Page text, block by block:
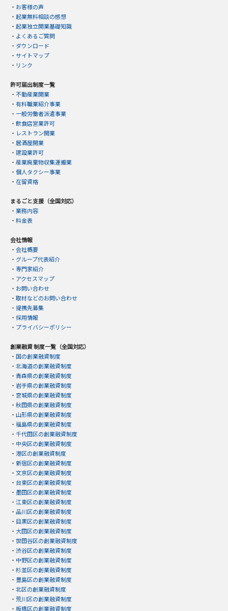
・ お客様の声
・ 起業無料相談の感想
・ 起業独立開業基礎知識
・ よくあるご質問
・ ダウンロード
・ サイトマップ
・ リンク
許可届出制度一覧
・ 不動産業開業
・ 有料職業紹介事業
・ 一般労働者派遣事業
・ 飲食店営業許可
・ レストラン開業
・ 居酒屋開業
・ 建設業許可
・ 産業廃棄物収集運搬業
・ 個人タクシー事業
・ 在留資格
まるごと支援（全国対応）
・ 業務内容
・ 料金表
会社情報
・ 会社概要
・ グループ代表紹介
・ 専門家紹介
・ アクセスマップ
・ お問い合わせ
・ 取材などのお問い合わせ
・ 提携先募集
・ 採用情報
・ プライバシーポリシー
創業融資 制度一覧（全国対応）
・ 国の創業融資制度
・ 北海道の創業融資制度
・ 青森県の創業融資制度
・ 岩手県の創業融資制度
・ 宮城県の創業融資制度
・ 秋田県の創業融資制度
・ 山形県の創業融資制度
・ 福島県の創業融資制度
・ 千代田区の創業融資制度
・ 中央区の創業融資制度
・ 港区の創業融資制度
・ 新宿区の創業融資制度
・ 文京区の創業融資制度
・ 台東区の創業融資制度
・ 墨田区の創業融資制度
・ 江東区の創業融資制度
・ 品川区の創業融資制度
・ 目黒区の創業融資制度
・ 大田区の創業融資制度
・ 世田谷区の創業融資制度
・ 渋谷区の創業融資制度
・ 中野区の創業融資制度
・ 杉並区の創業融資制度
・ 豊島区の創業融資制度
・ 北区の創業融資制度
・ 荒川区の創業融資制度
・ 板橋区の創業融資制度